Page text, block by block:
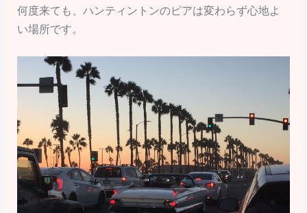
何度来ても、ハンティントンのピアは変わらず心地よ
い場所です。